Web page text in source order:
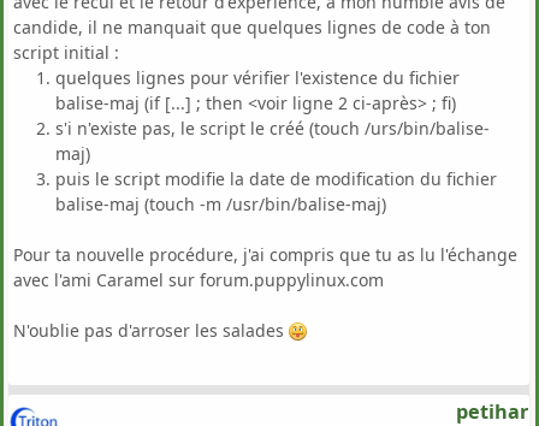
candide, il ne manquait que quelques lignes de code à ton
script initial :
quelques lignes pour vérifier l'existence du fichier
balise-maj (if [...] ; then <voir ligne 2 ci-après> ; fi)
s'i n'existe pas, le script le créé (touch /urs/bin/balise-
maj)
puis le script modifie la date de modification du fichier
balise-maj (touch -m /usr/bin/balise-maj)
Pour ta nouvelle procédure, j'ai compris que tu as lu l'échange
avec l'ami Caramel sur forum.puppylinux.com
N'oublie pas d'arroser les salades
petihar